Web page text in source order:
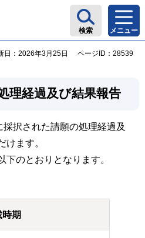
検索 メニュー
日：2026年3月25日 ページID：28539
理経過及び結果報告
択された請願の処理経過及
けます。
下のとおりとなります。
期